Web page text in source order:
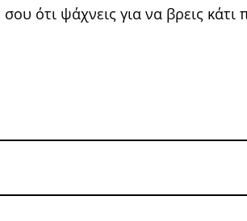
ότι ψάχνεις για να βρεις